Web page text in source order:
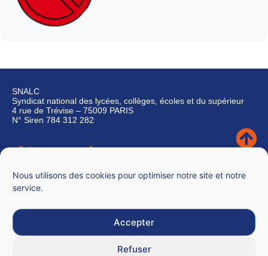
Nous utilisons des cookies pour optimiser notre site et notre
service.
Accepter
Refuser
SNALC
Syndicat national des lycées, collèges, écoles et du supérieur
4 rue de Trévise – 75009 PARIS
N° Siren 784 312 282
Qui sommes-nous ?